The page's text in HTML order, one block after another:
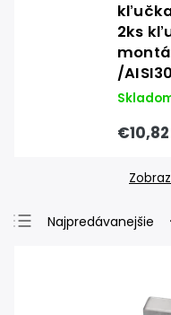
2ks
/
€10,82
Najpredávanejšie